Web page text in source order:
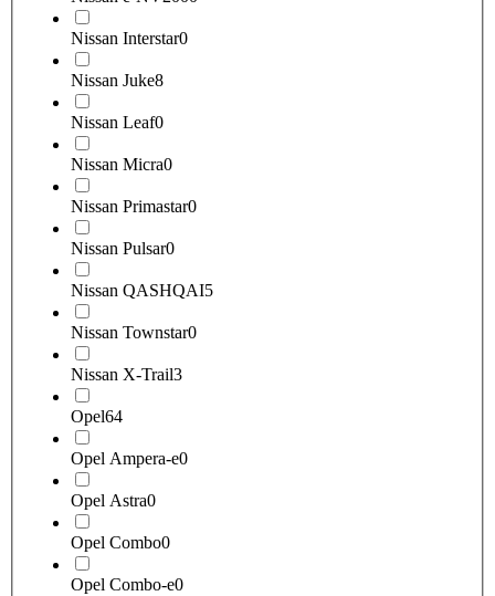
Nissan Interstar0
Nissan Juke8
Nissan Leaf0
Nissan Micra0
Nissan Primastar0
Nissan Pulsar0
Nissan QASHQAI5
Nissan Townstar0
Nissan X-Trail3
Opel64
Opel Ampera-e0
Opel Astra0
Opel Combo0
Opel Combo-e0